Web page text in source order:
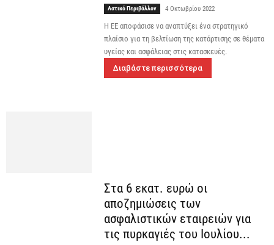
Αστικό Περιβάλλον 4 Οκτωβρίου 2022
Η ΕΕ αποφάσισε να αναπτύξει ένα στρατηγικό
πλαίσιο για τη βελτίωση της κατάρτισης σε θέματα
υγείας και ασφάλειας στις κατασκευές.
Διαβάστε περισσότερα
Στα 6 εκατ. ευρώ οι
αποζημιώσεις των
ασφαλιστικών εταιρειών για
τις πυρκαγιές του Ιουλίου...